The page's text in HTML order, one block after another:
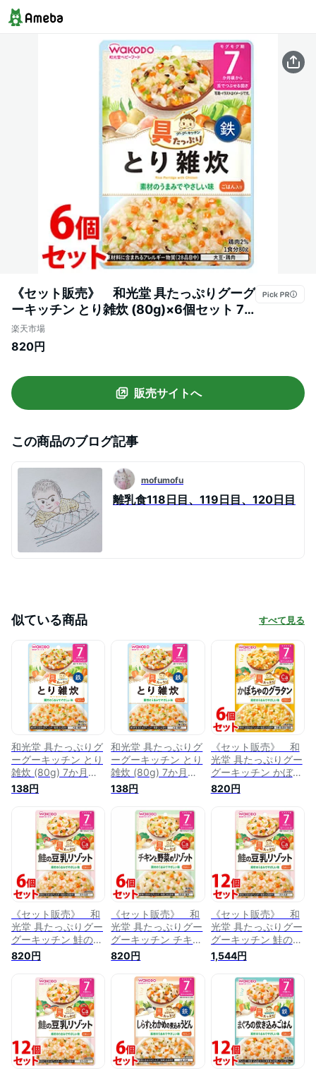
《セット販売》 和光堂 具たっぷりグーグ
ーキッチン とり雑炊 (80g)×6個セット 7
か月頃から ベビーフード 離乳食 ※軽減
税率対象商品
楽天市場
820円
販売サイトへ
この商品のブログ記事
mofumofu
離乳食118日目、119日目、120日目
似ている商品 すべて見る
和光堂 具たっぷりグ
ーグーキッチン とり
雑炊 (80g) 7か月頃
から ベビーフード
離乳食 ※軽減税率
対象商品
138円
和光堂 具たっぷりグ
ーグーキッチン とり
雑炊 (80g) 7か月頃
から ベビーフード
離乳食 ※軽減税率
対象商品
138円
《セット販売》 和
光堂 具たっぷりグー
グーキッチン かぼち
ゃのグラタン
(80g)×6個セット 7
か月頃から ベビーフ
ード 離乳食 ※軽減
税率対象商品
820円
《セット販売》 和
光堂 具たっぷりグー
グーキッチン 鮭の豆
乳リゾット (80g)×6
個セット 7か月頃か
ら ベビーフード 離
乳食 ※軽減税率対
象商品
820円
《セット販売》 和
光堂 具たっぷりグー
グーキッチン チキン
と野菜のリゾット
(80g)×6個セット 7
か月頃から ベビーフ
ード 離乳食 ※軽減
税率対象商品
820円
《セット販売》 和
光堂 具たっぷりグー
グーキッチン 鮭の豆
乳リゾット
(80g)×12個セット 7
か月頃から ベビーフ
ード 離乳食 ※軽減
税率対象商品
1,544円